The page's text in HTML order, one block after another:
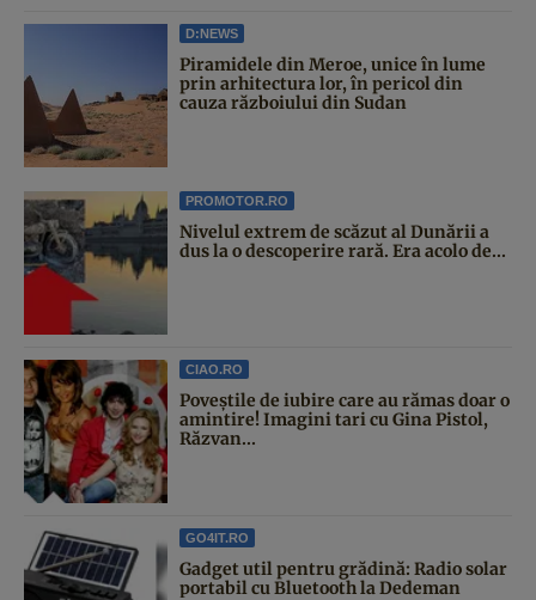
D:NEWS
Piramidele din Meroe, unice în lume
prin arhitectura lor, în pericol din
cauza războiului din Sudan
PROMOTOR.RO
Nivelul extrem de scăzut al Dunării a
dus la o descoperire rară. Era acolo de...
CIAO.RO
Poveştile de iubire care au rămas doar o
amintire! Imagini tari cu Gina Pistol,
Răzvan...
GO4IT.RO
Gadget util pentru grădină: Radio solar
portabil cu Bluetooth la Dedeman